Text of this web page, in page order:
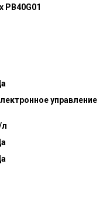
PB40G01
управление
л